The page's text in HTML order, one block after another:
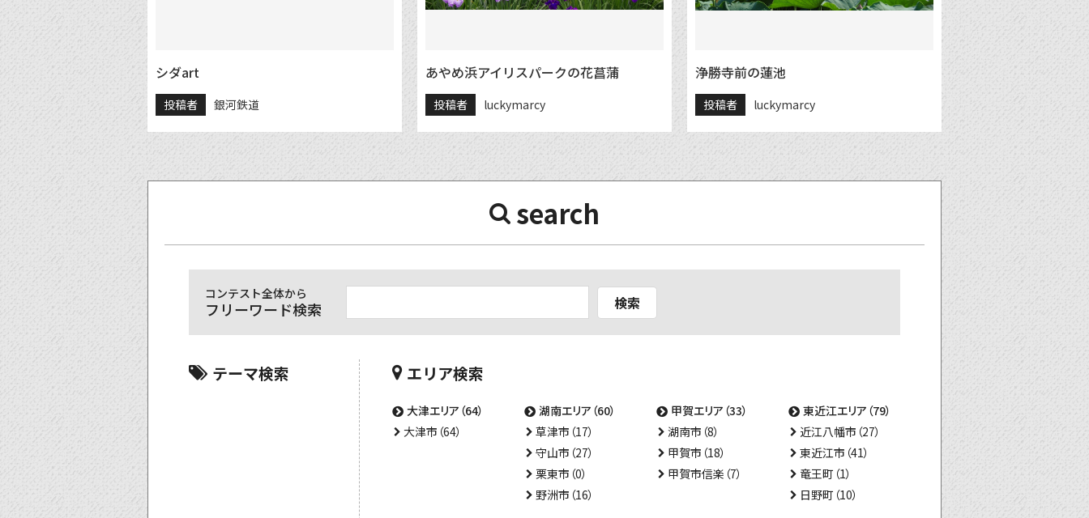
シダart
投稿者 銀河鉄道
あやめ浜アイリスパークの花菖蒲
投稿者 luckymarcy
浄勝寺前の蓮池
投稿者 luckymarcy
search
コンテスト全体から
フリーワード検索 検索
テーマ検索 エリア検索
大津エリア（64）
大津市（64）
湖南エリア（60）
草津市（17）
守山市（27）
栗東市（0）
野洲市（16）
甲賀エリア（33）
湖南市（8）
甲賀市（18）
甲賀市信楽（7）
東近江エリア（79）
近江八幡市（27）
東近江市（41）
竜王町（1）
日野町（10）